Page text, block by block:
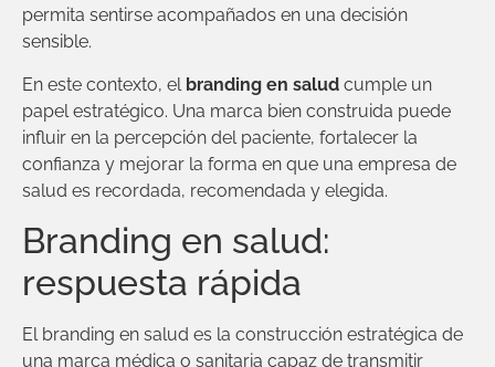
permita sentirse acompañados en una decisión
sensible.
En este contexto, el branding en salud cumple un
papel estratégico. Una marca bien construida puede
influir en la percepción del paciente, fortalecer la
confianza y mejorar la forma en que una empresa de
salud es recordada, recomendada y elegida.
Branding en salud:
respuesta rápida
El branding en salud es la construcción estratégica de
una marca médica o sanitaria capaz de transmitir